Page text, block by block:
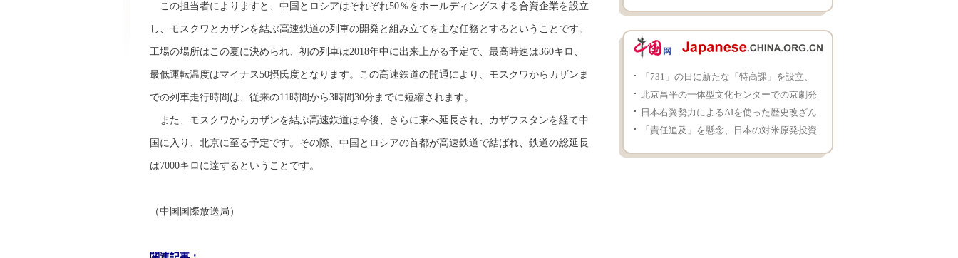
この担当者によりますと、中国とロシアはそれぞれ50％をホールディングスする合資企業を設立
し、モスクワとカザンを結ぶ高速鉄道の列車の開発と組み立てを主な任務とするということです。
工場の場所はこの夏に決められ、初の列車は2018年中に出来上がる予定で、最高時速は360キロ、
最低運転温度はマイナス50摂氏度となります。この高速鉄道の開通により、モスクワからカザンま
での列車走行時間は、従来の11時間から3時間30分までに短縮されます。
また、モスクワからカザンを結ぶ高速鉄道は今後、さらに東へ延長され、カザフスタンを経て中
国に入り、北京に至る予定です。その際、中国とロシアの首都が高速鉄道で結ばれ、鉄道の総延長
は7000キロに達するということです。
（中国国際放送局）